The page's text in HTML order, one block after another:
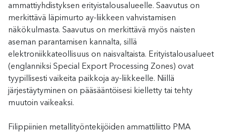
ammattiyhdistyksen erityistalousalueelle. Saavutus on
merkittävä läpimurto ay-liikkeen vahvistamisen
näkökulmasta. Saavutus on merkittävä myös naisten
aseman parantamisen kannalta, sillä
elektroniikkateollisuus on naisvaltaista. Erityistalousalueet
(englanniksi Special Export Processing Zones) ovat
tyypillisesti vaikeita paikkoja ay-liikkeelle. Niillä
järjestäytyminen on pääsääntöisesi kielletty tai tehty
muutoin vaikeaksi.
Filippiinien metallityöntekijöiden ammattiliitto PMA